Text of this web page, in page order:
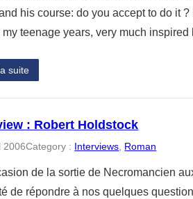
his course: do you accept to do it
my teenage years, very much
suite
: Robert Holdstock
2006Category : Interviews Roman
de la sortie de Necromancien
de répondre à nos quelques